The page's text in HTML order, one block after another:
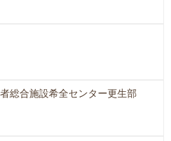
総合施設希全センター更生部